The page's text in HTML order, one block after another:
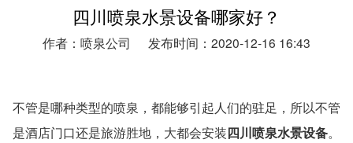
四川喷泉水景设备哪家好？
作者：喷泉公司 发布时间：2020-12-16 16:43
不管是哪种类型的喷泉，都能够引起人们的驻足，所以不管
是酒店门口还是旅游胜地，大都会安装四川喷泉水景设备。